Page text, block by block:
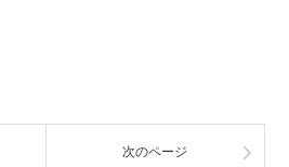
次のページ